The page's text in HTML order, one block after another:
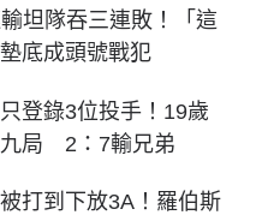
坦隊吞三連敗！「這
底成頭號戰犯
登錄3位投手！19歲
局 2：7輸兄弟
打到下放3A！羅伯斯